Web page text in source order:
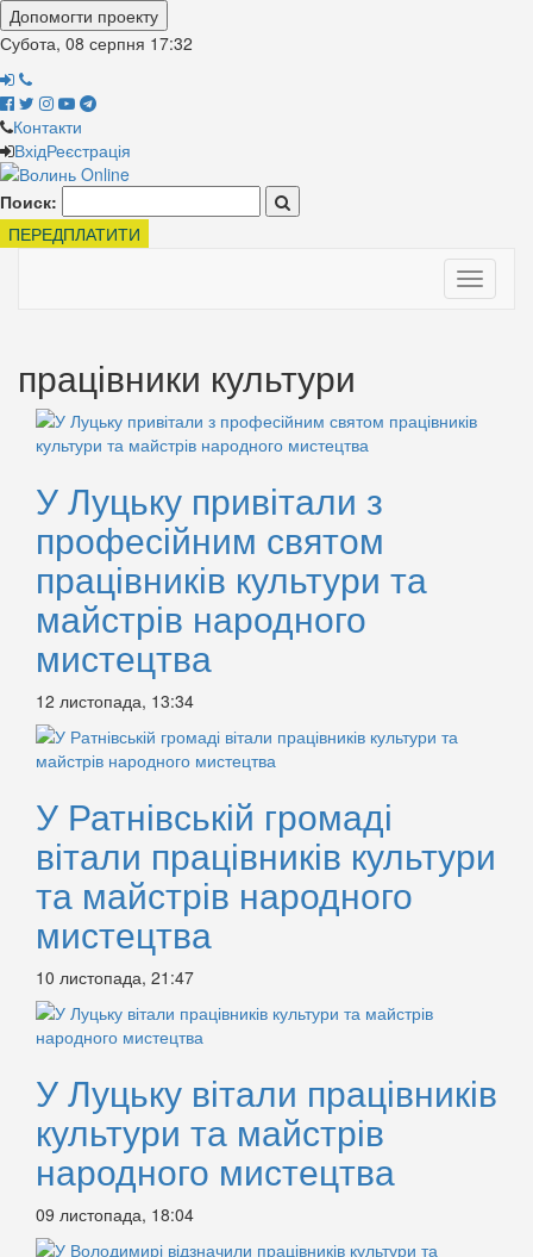
Допомогти проекту
Субота, 08 серпня 17:32
Контакти
ВхідРеєстрація
Поиск:
ПЕРЕДПЛАТИТИ
Toggle
працівники культури
У Луцьку привітали з
професійним святом
працівників культури та
майстрів народного
мистецтва
12 листопада, 13:34
У Ратнівській громаді
вітали працівників культури
та майстрів народного
мистецтва
10 листопада, 21:47
У Луцьку вітали працівників
культури та майстрів
народного мистецтва
09 листопада, 18:04